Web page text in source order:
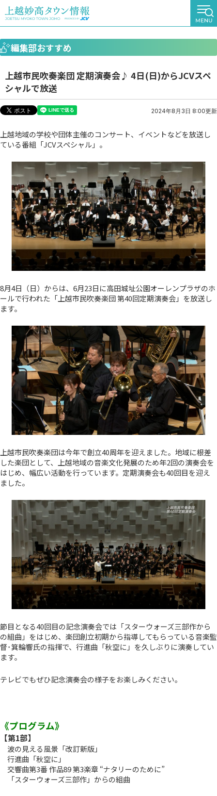
編集部おすすめ
上越市民吹奏楽団 定期演奏会♪ 4日(日)からJCVスペ
シャルで放送
2024年8月3日 8:00更新
上越地域の学校や団体主催のコンサート、イベントなどを放送し
ている番組「JCVスペシャル」。
8月4日（日）からは、6月23日に高田城址公園オーレンプラザのホ
ールで行われた「上越市民吹奏楽団 第40回定期演奏会」を放送し
ます。
上越市民吹奏楽団は今年で創立40周年を迎えました。地域に根差
した楽団として、上越地域の音楽文化発展のため年2回の演奏会を
はじめ、幅広い活動を行っています。定期演奏会も40回目を迎え
ました。
節目となる40回目の記念演奏会では「スターウォーズ三部作から
の組曲」をはじめ、楽団創立初期から指導してもらっている音楽監
督･箕輪響氏の指揮で、行進曲「秋空に」を久しぶりに演奏してい
ます。
テレビでもぜひ記念演奏会の様子をお楽しみください。
《プログラム》
【第1部】
波の見える風景「改訂新版」
行進曲「秋空に」
交響曲第3番 作品89 第3楽章 “ナタリーのために”
「スターウォーズ三部作」からの組曲